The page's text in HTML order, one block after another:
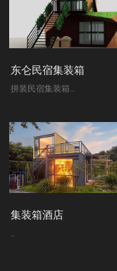
东仑民宿集装箱
拼装民宿集装箱..
集装箱酒店
..